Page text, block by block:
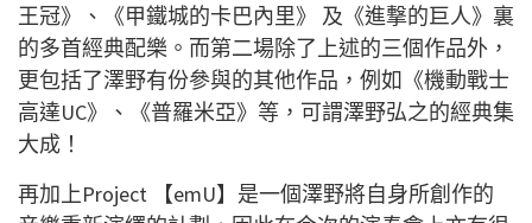
王冠》、《甲鐵城的卡巴內里》 及《進撃的巨人》裏
的多首經典配樂。而第二場除了上述的三個作品外，
更包括了澤野有份參與的其他作品，例如《機動戰士
高達UC》、《普羅米亞》等，可謂澤野弘之的經典集
大成！
再加上Project 【emU】是一個澤野將自身所創作的